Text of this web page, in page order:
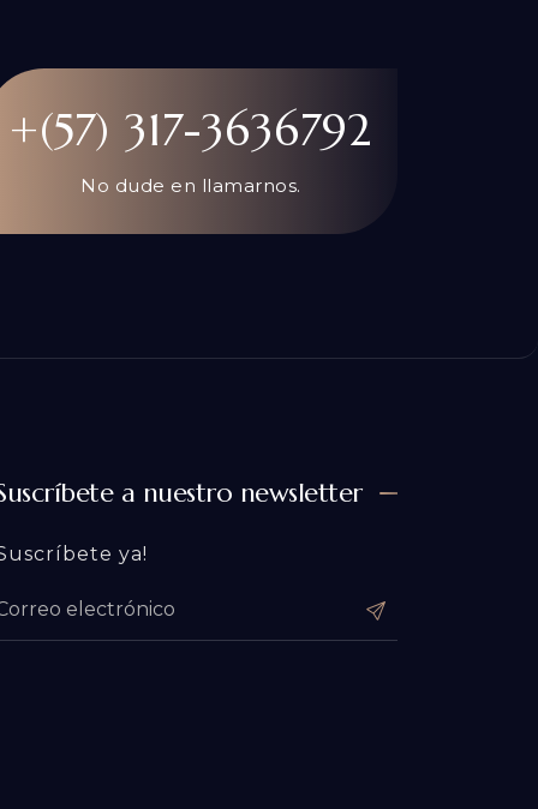
+(57) 317-3636792
No dude en llamarnos.
a nuestro newsletter
ya!